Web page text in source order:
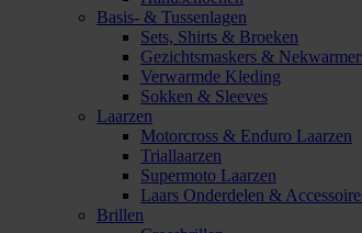
Basis- & Tussenlagen
Sets, Shirts & Broeken
Gezichtsmaskers &
Verwarmde Kleding
Sokken & Sleeves
Laarzen
Motorcross & Enduro Laarzen
Triallaarzen
Supermoto Laarzen
Laars Onderdelen &
Brillen